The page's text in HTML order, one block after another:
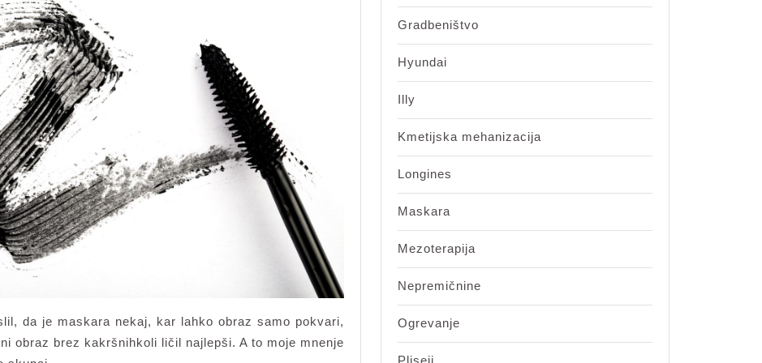
da je maskara nekaj, kar lahko obraz samo pokvari,
obraz brez kakršnihkoli ličil najlepši. A to moje mnenje
Gradbeništvo
Hyundai
Illy
Kmetijska mehanizacija
Longines
Maskara
Mezoterapija
Nepremičnine
Ogrevanje